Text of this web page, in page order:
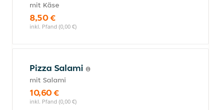
mit Käse
8,50 €
inkl. Pfand (0,00 €)
Pizza Salami
mit Salami
10,60 €
inkl. Pfand (0,00 €)